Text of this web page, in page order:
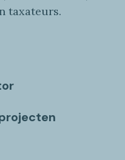
taxateurs.